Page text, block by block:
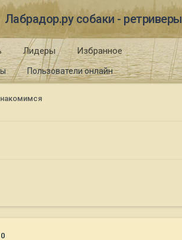
Лабрадор.ру собаки - ретриверы
Пользователи онлайн
Лидеры Избранное